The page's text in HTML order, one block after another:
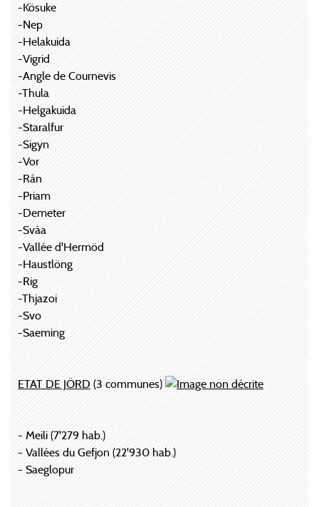
-Kösuke
-Nep
-Helakuida
-Vigrid
-Angle de Cournevis
-Thula
-Helgakuida
-Staralfur
-Sigyn
-Vor
-Rán
-Priam
-Demeter
-Svàa
-Vallée d'Hermöd
-Haustlöng
-Rig
-Thjazoi
-Svo
-Saeming
ETAT DE JÖRD (3 communes)
- Meili (7'279 hab.)
- Vallées du Gefjon (22'930 hab.)
- Saeglopur